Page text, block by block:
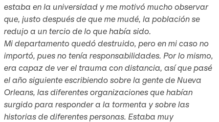
estaba en la universidad y me motivó mucho observar
que, justo después de que me mudé, la población se
redujo a un tercio de lo que había sido.
Mi departamento quedó destruido, pero en mi caso no
importó, pues no tenía responsabilidades. Por lo mismo,
era capaz de ver el trauma con distancia, así que pasé
el año siguiente escribiendo sobre la gente de Nueva
Orleans, las diferentes organizaciones que habían
surgido para responder a la tormenta y sobre las
historias de diferentes personas. Estaba muy